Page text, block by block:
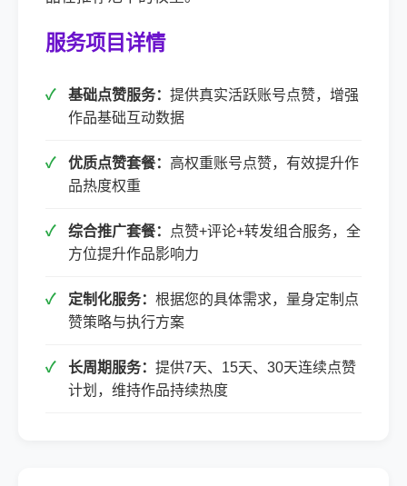
服务项目详情
基础点赞服务： 提供真实活跃账号点赞，增强
作品基础互动数据
优质点赞套餐： 高权重账号点赞，有效提升作
品热度权重
综合推广套餐：
点赞+评论+转发组合服务，全
方位提升作品影响力
定制化服务： 根据您的具体需求，量身定制点
赞策略与执行方案
长周期服务： 提供7天、15天、30天连续点赞
计划，维持作品持续热度